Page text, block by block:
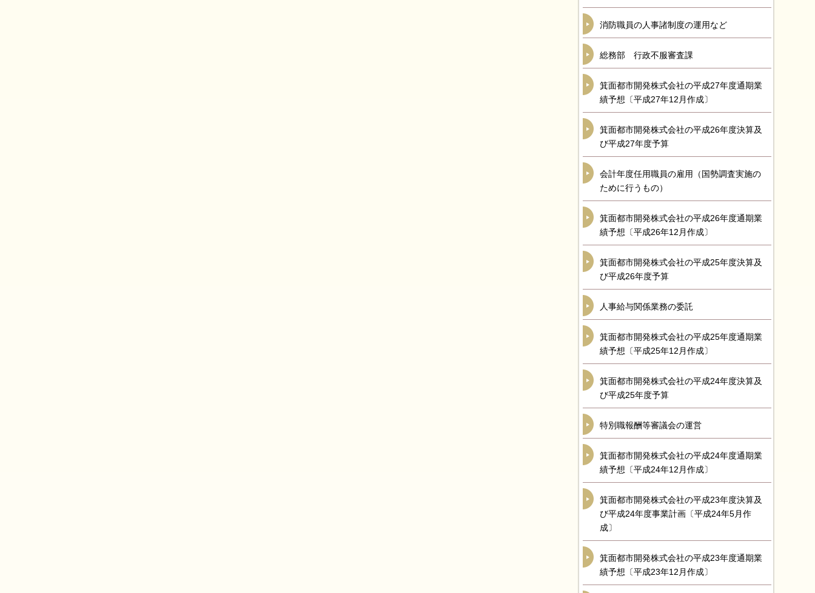
消防職員の人事諸制度の運用など
総務部 行政不服審査課
箕面都市開発株式会社の平成27年度通期業
績予想〔平成27年12月作成〕
箕面都市開発株式会社の平成26年度決算及
び平成27年度予算
会計年度任用職員の雇用（国勢調査実施の
ために行うもの）
箕面都市開発株式会社の平成26年度通期業
績予想〔平成26年12月作成〕
箕面都市開発株式会社の平成25年度決算及
び平成26年度予算
人事給与関係業務の委託
箕面都市開発株式会社の平成25年度通期業
績予想〔平成25年12月作成〕
箕面都市開発株式会社の平成24年度決算及
び平成25年度予算
特別職報酬等審議会の運営
箕面都市開発株式会社の平成24年度通期業
績予想〔平成24年12月作成〕
箕面都市開発株式会社の平成23年度決算及
び平成24年度事業計画〔平成24年5月作
成〕
箕面都市開発株式会社の平成23年度通期業
績予想〔平成23年12月作成〕